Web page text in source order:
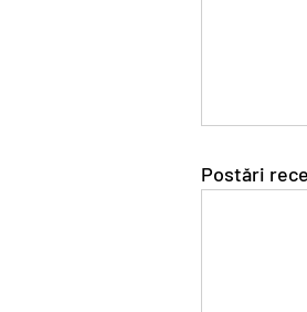
Postări